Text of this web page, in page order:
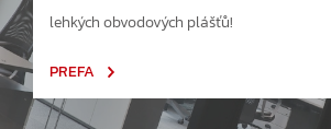
lehkých obvodových plášťů!
PREFA